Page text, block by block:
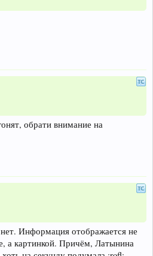
обрати внимание на
Информация отображается не
а картинкой. Причём, Латынина